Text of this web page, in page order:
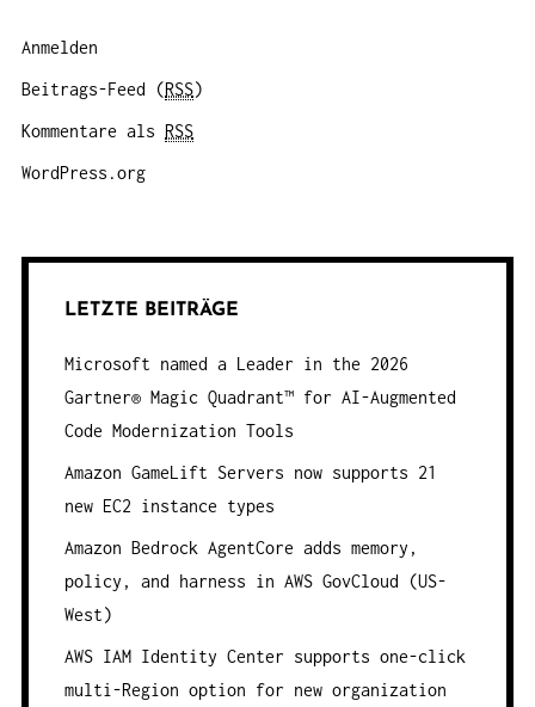
Anmelden
Beitrags-Feed (RSS)
Kommentare als RSS
WordPress.org
LETZTE BEITRÄGE
Microsoft named a Leader in the 2026
Gartner® Magic Quadrant™ for AI-Augmented
Code Modernization Tools
Amazon GameLift Servers now supports 21
new EC2 instance types
Amazon Bedrock AgentCore adds memory,
policy, and harness in AWS GovCloud (US-
West)
AWS IAM Identity Center supports one-click
multi-Region option for new organization